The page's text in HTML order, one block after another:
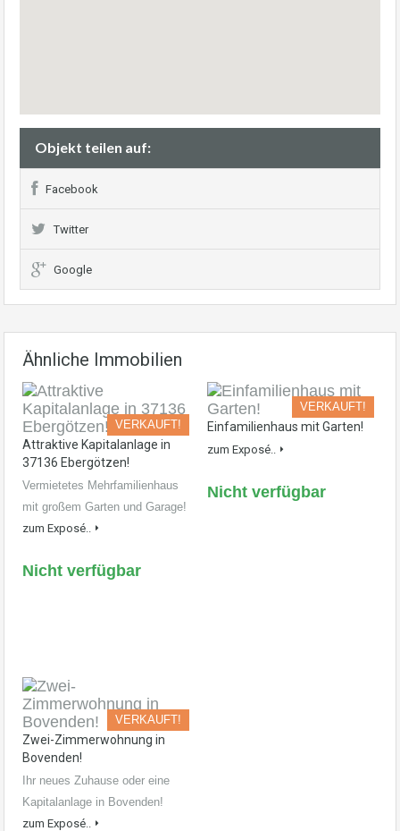
Objekt teilen auf:
Facebook
Twitter
Google
Ähnliche Immobilien
VERKAUFT!
Attraktive Kapitalanlage in
37136 Ebergötzen!
Vermietetes Mehrfamilienhaus
mit großem Garten und Garage!
zum Exposé..
Nicht verfügbar
VERKAUFT!
Einfamilienhaus mit Garten!
zum Exposé..
Nicht verfügbar
VERKAUFT!
Zwei-Zimmerwohnung in
Bovenden!
Ihr neues Zuhause oder eine
Kapitalanlage in Bovenden!
zum Exposé..